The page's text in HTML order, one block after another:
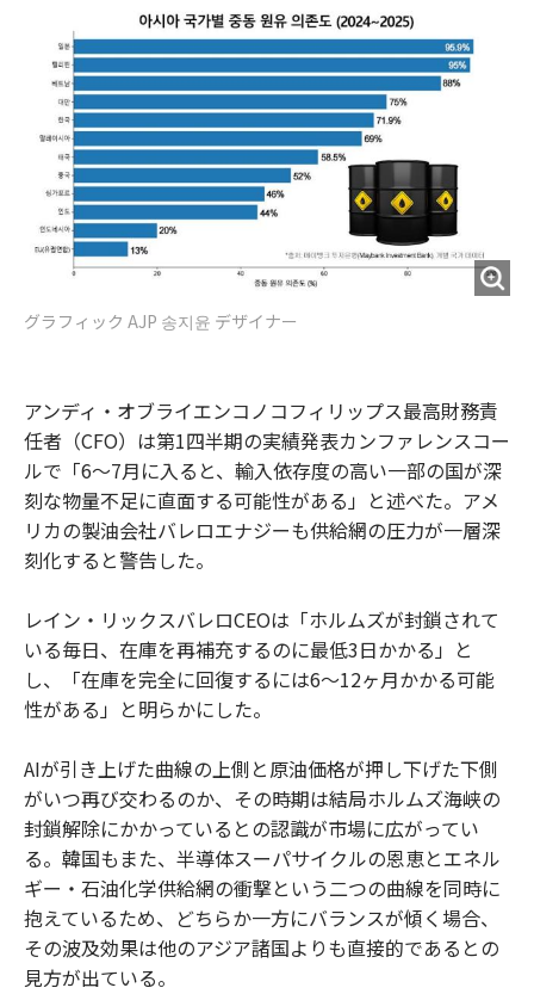
グラフィック AJP 송지윤 デザイナー
アンディ・オブライエンコノコフィリップス最高財務責
任者（CFO）は第1四半期の実績発表カンファレンスコー
ルで「6〜7月に入ると、輸入依存度の高い一部の国が深
刻な物量不足に直面する可能性がある」と述べた。アメ
リカの製油会社バレロエナジーも供給網の圧力が一層深
刻化すると警告した。
レイン・リックスバレロCEOは「ホルムズが封鎖されて
いる毎日、在庫を再補充するのに最低3日かかる」と
し、「在庫を完全に回復するには6〜12ヶ月かかる可能
性がある」と明らかにした。
AIが引き上げた曲線の上側と原油価格が押し下げた下側
がいつ再び交わるのか、その時期は結局ホルムズ海峡の
封鎖解除にかかっているとの認識が市場に広がってい
る。韓国もまた、半導体スーパサイクルの恩恵とエネル
ギー・石油化学供給網の衝撃という二つの曲線を同時に
抱えているため、どちらか一方にバランスが傾く場合、
その波及効果は他のアジア諸国よりも直接的であるとの
見方が出ている。